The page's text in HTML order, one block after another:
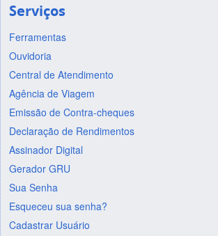
Serviços
Ferramentas
Ouvidoria
Central de Atendimento
Agência de Viagem
Emissão de Contra-cheques
Declaração de Rendimentos
Assinador Digital
Gerador GRU
Sua Senha
Esqueceu sua senha?
Cadastrar Usuário